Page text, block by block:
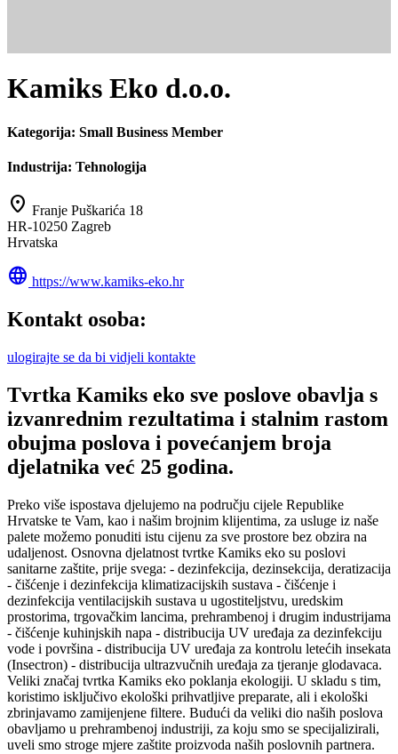
Kamiks Eko d.o.o.
Kategorija: Small Business Member
Industrija: Tehnologija
location_on Franje Puškarića 18
HR-10250 Zagreb
Hrvatska
language https://www.kamiks-eko.hr
Kontakt osoba:
ulogirajte se da bi vidjeli kontakte
Tvrtka Kamiks eko sve poslove obavlja s
izvanrednim rezultatima i stalnim rastom
obujma poslova i povećanjem broja
djelatnika već 25 godina.
Preko više ispostava djelujemo na području cijele Republike
Hrvatske te Vam, kao i našim brojnim klijentima, za usluge iz naše
palete možemo ponuditi istu cijenu za sve prostore bez obzira na
udaljenost. Osnovna djelatnost tvrtke Kamiks eko su poslovi
sanitarne zaštite, prije svega: - dezinfekcija, dezinsekcija, deratizacija
- čišćenje i dezinfekcija klimatizacijskih sustava - čišćenje i
dezinfekcija ventilacijskih sustava u ugostiteljstvu, uredskim
prostorima, trgovačkim lancima, prehrambenoj i drugim industrijama
- čišćenje kuhinjskih napa - distribucija UV uređaja za dezinfekciju
vode i površina - distribucija UV uređaja za kontrolu letećih insekata
(Insectron) - distribucija ultrazvučnih uređaja za tjeranje glodavaca.
Veliki značaj tvrtka Kamiks eko poklanja ekologiji. U skladu s tim,
koristimo isključivo ekološki prihvatljive preparate, ali i ekološki
zbrinjavamo zamijenjene filtere. Budući da veliki dio naših poslova
obavljamo u prehrambenoj industriji, za koju smo se specijalizirali,
uveli smo stroge mjere zaštite proizvoda naših poslovnih partnera.